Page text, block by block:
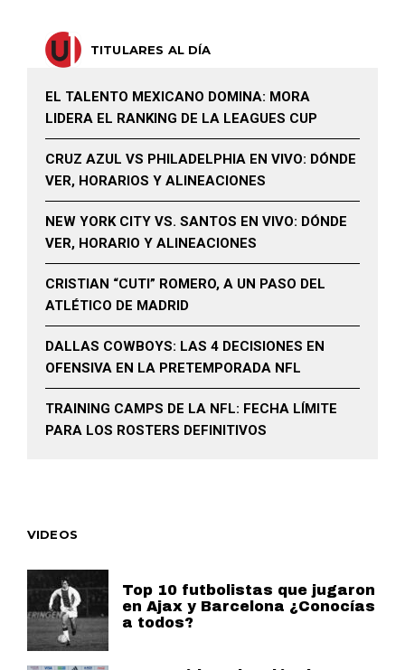
TITULARES AL DÍA
EL TALENTO MEXICANO DOMINA: MORA
LIDERA EL RANKING DE LA LEAGUES CUP
CRUZ AZUL VS PHILADELPHIA EN VIVO: DÓNDE
VER, HORARIOS Y ALINEACIONES
NEW YORK CITY VS. SANTOS EN VIVO: DÓNDE
VER, HORARIO Y ALINEACIONES
CRISTIAN “CUTI” ROMERO, A UN PASO DEL
ATLÉTICO DE MADRID
DALLAS COWBOYS: LAS 4 DECISIONES EN
OFENSIVA EN LA PRETEMPORADA NFL
TRAINING CAMPS DE LA NFL: FECHA LÍMITE
PARA LOS ROSTERS DEFINITIVOS
VIDEOS
Top 10 futbolistas que jugaron
en Ajax y Barcelona ¿Conocías
a todos?